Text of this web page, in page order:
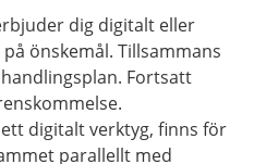
dig digitalt eller
önskemål. Tillsammans
Fortsatt
digitalt verktyg, finns för
parallellt med